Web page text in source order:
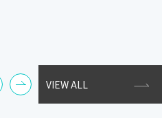
VIEW ALL